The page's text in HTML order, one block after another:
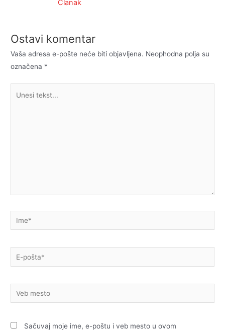
Članak
Ostavi komentar
Vaša adresa e-pošte neće biti objavljena. Neophodna polja su
označena *
Ime*
E-
pošta*
Veb
mesto
Sačuvaj moje ime, e-poštu i veb mesto u ovom